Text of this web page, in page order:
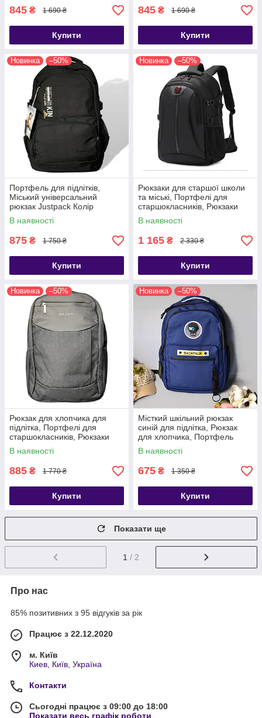
845 ₴ 1 690 ₴
Купити
845 ₴ 1 690 ₴
Купити
Новинка –50%
Портфель для підлітків,
Міський універсальний
рюкзак Justpack Колір
Чорний, Шкільні портфелі
для підлітків
В наявності
875 ₴ 1 750 ₴
Купити
Новинка –50%
Рюкзаки для старшої школи
та міські, Портфелі для
старшокласників, Рюкзаки
підліткові, Шкільні портфелі
для підлітків
В наявності
1 165 ₴ 2 330 ₴
Купити
Новинка –50%
Рюкзак для хлопчика для
підлітка, Портфелі для
старшокласників, Рюкзаки
для старшої школи та міські
В наявності
885 ₴ 1 770 ₴
Купити
Новинка –50%
Місткий шкільний рюкзак
синій для підлітка, Рюкзак
для хлопчика, Портфель
ранець для хлопчика
В наявності
675 ₴ 1 350 ₴
Купити
Показати ще
1 / 2
Про нас
85% позитивних з 95 відгуків за рік
Працює з 22.12.2020
м. Київ
Киев, Київ, Україна
Контакти
Сьогодні працює з 09:00 до 18:00
Показати весь графік роботи